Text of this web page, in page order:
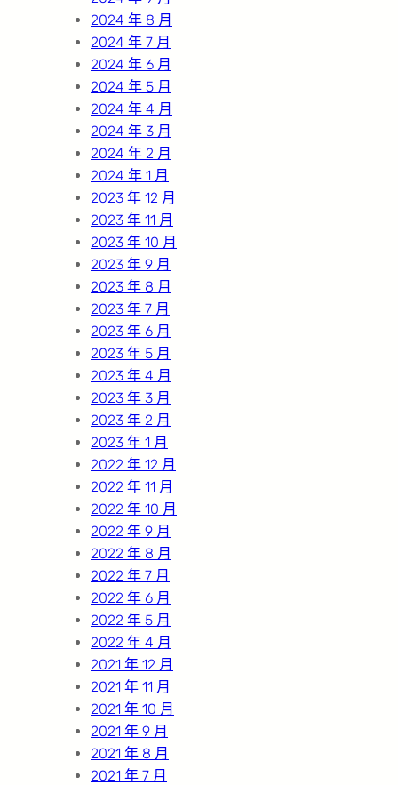
2024 年 8 月
2024 年 7 月
2024 年 6 月
2024 年 5 月
2024 年 4 月
2024 年 3 月
2024 年 2 月
2024 年 1 月
2023 年 12 月
2023 年 11 月
2023 年 10 月
2023 年 9 月
2023 年 8 月
2023 年 7 月
2023 年 6 月
2023 年 5 月
2023 年 4 月
2023 年 3 月
2023 年 2 月
2023 年 1 月
2022 年 12 月
2022 年 11 月
2022 年 10 月
2022 年 9 月
2022 年 8 月
2022 年 7 月
2022 年 6 月
2022 年 5 月
2022 年 4 月
2021 年 12 月
2021 年 11 月
2021 年 10 月
2021 年 9 月
2021 年 8 月
2021 年 7 月